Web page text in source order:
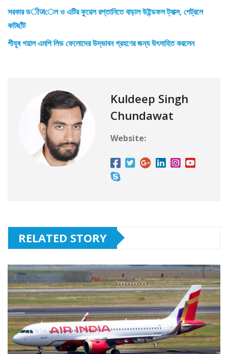
সরকার ডीजেল ও এটির ফুয়েল রপ্তানিতে বাড়াল উইন্ডফল ট্যাক্স, পেট্রলে
কাটছাঁট
পীযূষ গয়াল এমপি লিড ফেলোদের উদ্ভাবন গ্রহণের জন্য উৎসাহিত করলেন
Kuldeep Singh
Chundawat
Website:
RELATED STORY